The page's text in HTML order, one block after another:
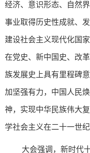
经济、意识形态、自然
事业取得历史性成就、
建设社会主义现代化国
在党史、新中国史、改
族发展史上具有里程碑
加坚强有力，中国人民
神，实现中华民族伟大
学社会主义在二十一世
大会强调，新时代